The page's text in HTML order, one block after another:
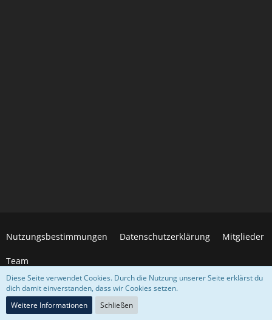
Nutzungsbestimmungen Datenschutzerklärung Mitglieder
Team
Community-Software:
Diese Seite verwendet Cookies. Durch die Nutzung unserer Seite erklärst du
dich damit einverstanden, dass wir Cookies setzen.
Weitere Informationen
Schließen